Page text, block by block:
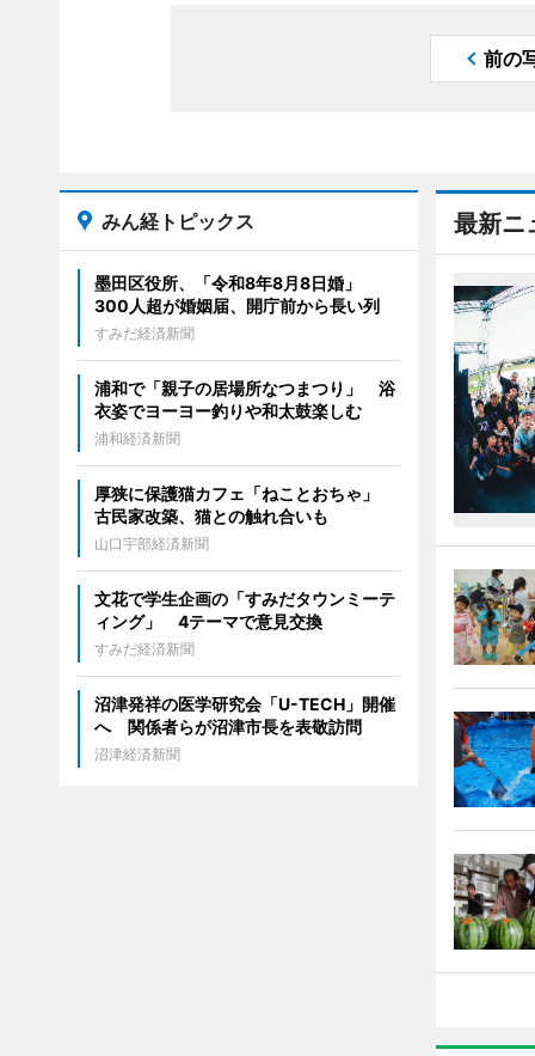
前の
最新ニ
みん経トピックス
墨田区役所、「令和8年8月8日婚」
300人超が婚姻届、開庁前から長い列
すみだ経済新聞
浦和で「親子の居場所なつまつり」 浴
衣姿でヨーヨー釣りや和太鼓楽しむ
浦和経済新聞
厚狭に保護猫カフェ「ねことおちゃ」
古民家改築、猫との触れ合いも
山口宇部経済新聞
文花で学生企画の「すみだタウンミーテ
ィング」 4テーマで意見交換
すみだ経済新聞
沼津発祥の医学研究会「U-TECH」開催
へ 関係者らが沼津市長を表敬訪問
沼津経済新聞